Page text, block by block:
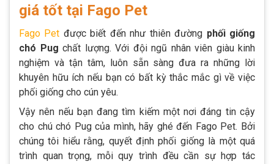
giá tốt tại Fago Pet
Fago Pet được biết đến như thiên đường phối giống
chó Pug chất lượng. Với đội ngũ nhân viên giàu kinh
nghiệm và tận tâm, luôn sẵn sàng đưa ra những lời
khuyên hữu ích nếu bạn có bất kỳ thắc mắc gì về việc
phối giống cho cún yêu.
Vậy nên nếu bạn đang tìm kiếm một nơi đáng tin cậy
cho chú chó Pug của mình, hãy ghé đến Fago Pet. Bởi
chúng tôi hiểu rằng, quyết định phối giống là một quá
trình quan trọng, mỗi quy trình đều cần sự hợp tác